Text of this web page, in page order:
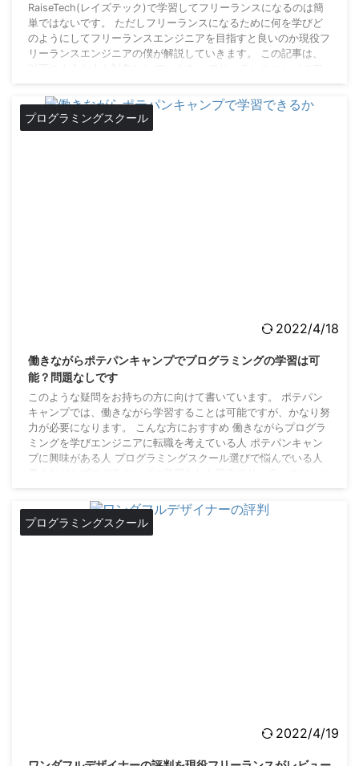
RaiseTech(レイズテック)で学習してフリーランスになるのは簡
単ではないです。 ただしフリーランスになるために何を学びど
のようにしてフリーランスエンジニアを目指すと良いのか現役フ
リーランスエンジニアの僕が解説していきます。 この記事は、
ジニアを目指し学習を始めたあなたの挑戦は、素晴らしいです。
RaiseTechで学ぶ ...
プログラミングスクール
2022/4/18
働きながらポテパンキャンプでプログラミングの学習は可
能？問題なしです
このような疑問をお持ちの方に向けて書いています。 ポテパン
キャンプでは、働きながら学習することは可能ですが、かなり努
力が必要になります。 こんな方におすすめ 働きながらプログラ
ミングを学びエンジニアに転職を考えている人 ポテパンキャン
プに興味がある人 プログラミングスクール選びで悩んでいる人
最後までご覧になってプログラミングの学習のモチベーションに
してみてください。 働きながらポテパンキ ...
プログラミングスクール
2022/4/19